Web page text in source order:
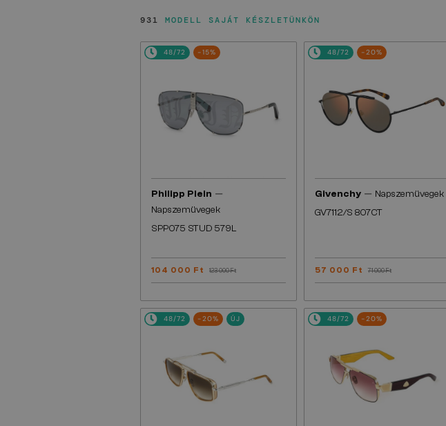
931 MODELL SAJÁT KÉSZLETÜNKÖN
48/72 -15%
Philipp Plein —
Napszemüvegek
SPP075 STUD 579L
104 000 Ft 123 000 Ft
48/72 -20%
Givenchy — Napszemüvegek
GV7112/S 807CT
57 000 Ft 71 000 Ft
48/72 -20% ÚJ 48/72 -20%